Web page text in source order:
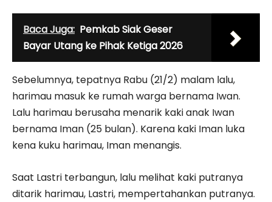
Baca Juga: Pemkab Siak Geser
Bayar Utang ke Pihak Ketiga 2026
Sebelumnya, tepatnya Rabu (21/2) malam lalu,
harimau masuk ke rumah warga bernama Iwan.
Lalu harimau berusaha menarik kaki anak Iwan
bernama Iman (25 bulan). Karena kaki Iman luka
kena kuku harimau, Iman menangis.
Saat Lastri terbangun, lalu melihat kaki putranya
ditarik harimau, Lastri, mempertahankan putranya.